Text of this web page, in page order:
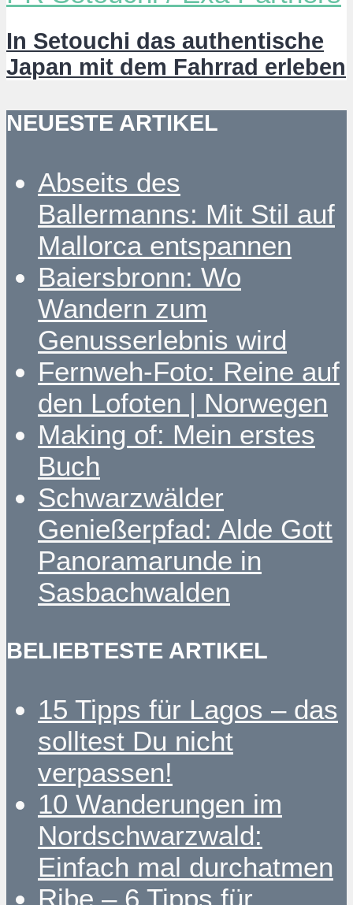
In Setouchi das authentische
Japan mit dem Fahrrad erleben
NEUESTE ARTIKEL
Abseits des
Ballermanns: Mit Stil auf
Mallorca entspannen
Baiersbronn: Wo
Wandern zum
Genusserlebnis wird
Fernweh-Foto: Reine auf
den Lofoten | Norwegen
Making of: Mein erstes
Buch
Schwarzwälder
Genießerpfad: Alde Gott
Panoramarunde in
Sasbachwalden
BELIEBTESTE ARTIKEL
15 Tipps für Lagos – das
solltest Du nicht
verpassen!
10 Wanderungen im
Nordschwarzwald:
Einfach mal durchatmen
Ribe – 6 Tipps für